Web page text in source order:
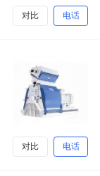
对比 电话
对比 电话